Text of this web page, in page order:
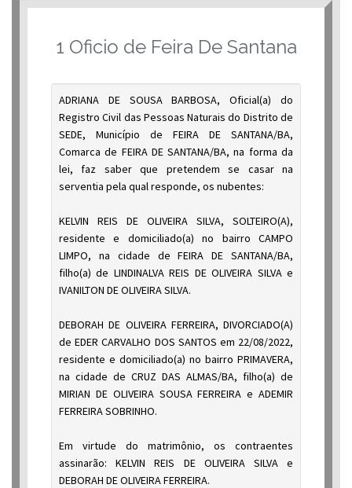
1 Oficio de Feira De Santana
ADRIANA DE SOUSA BARBOSA, Oficial(a) do
Registro Civil das Pessoas Naturais do Distrito de
SEDE, Município de FEIRA DE SANTANA/BA,
Comarca de FEIRA DE SANTANA/BA, na forma da
lei, faz saber que pretendem se casar na
serventia pela qual responde, os nubentes:
KELVIN REIS DE OLIVEIRA SILVA, SOLTEIRO(A),
residente e domiciliado(a) no bairro CAMPO
LIMPO, na cidade de FEIRA DE SANTANA/BA,
filho(a) de LINDINALVA REIS DE OLIVEIRA SILVA e
IVANILTON DE OLIVEIRA SILVA.
DEBORAH DE OLIVEIRA FERREIRA, DIVORCIADO(A)
de EDER CARVALHO DOS SANTOS em 22/08/2022,
residente e domiciliado(a) no bairro PRIMAVERA,
na cidade de CRUZ DAS ALMAS/BA, filho(a) de
MIRIAN DE OLIVEIRA SOUSA FERREIRA e ADEMIR
FERREIRA SOBRINHO.
Em virtude do matrimônio, os contraentes
assinarão: KELVIN REIS DE OLIVEIRA SILVA e
DEBORAH DE OLIVEIRA FERREIRA.